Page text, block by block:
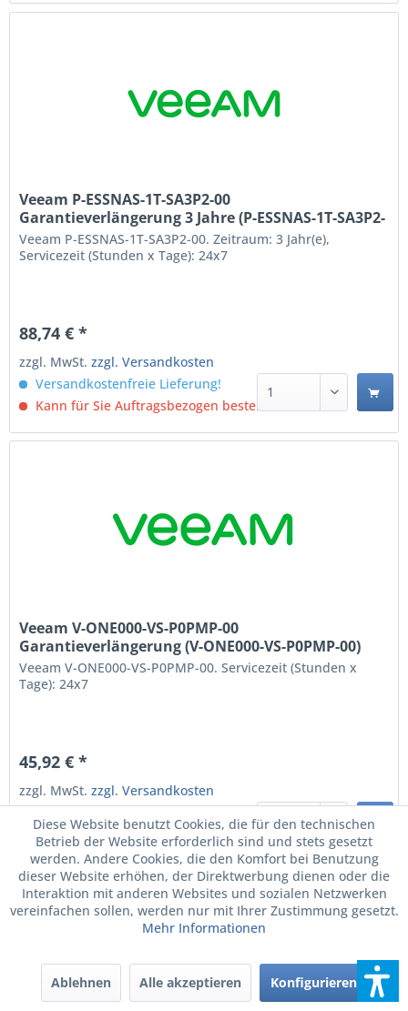
Veeam P-ESSNAS-1T-SA3P2-00
Garantieverlängerung 3 Jahre (P-ESSNAS-1T-SA3P2-
00)
Veeam P-ESSNAS-1T-SA3P2-00. Zeitraum: 3 Jahr(e),
Servicezeit (Stunden x Tage): 24x7
88,74 € *
zzgl. MwSt.zzgl. Versandkosten
Versandkostenfreie Lieferung!
Kann für Sie Auftragsbezogen bestellt werden.
Veeam V-ONE000-VS-P0PMP-00
Garantieverlängerung (V-ONE000-VS-P0PMP-00)
Veeam V-ONE000-VS-P0PMP-00. Servicezeit (Stunden x
Tage): 24x7
45,92 € *
zzgl. MwSt.zzgl. Versandkosten
Kann für Sie Auftragsbezogen bestellt werden.
Diese Website benutzt Cookies, die für den technischen
Betrieb der Website erforderlich sind und stets gesetzt
werden. Andere Cookies, die den Komfort bei Benutzung
dieser Website erhöhen, der Direktwerbung dienen oder die
Interaktion mit anderen Websites und sozialen Netzwerken
vereinfachen sollen, werden nur mit Ihrer Zustimmung gesetzt.
Mehr Informationen
Ablehnen Alle akzeptieren Konfigurieren